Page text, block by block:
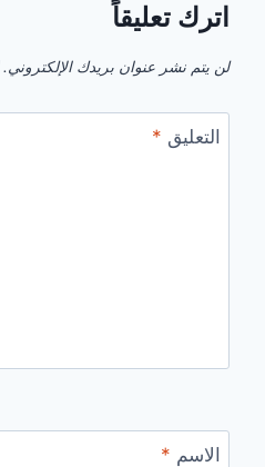
اترك تعليقاً
لن يتم نشر عنوان بريدك الإلكتروني.
التعليق *
الاسم *